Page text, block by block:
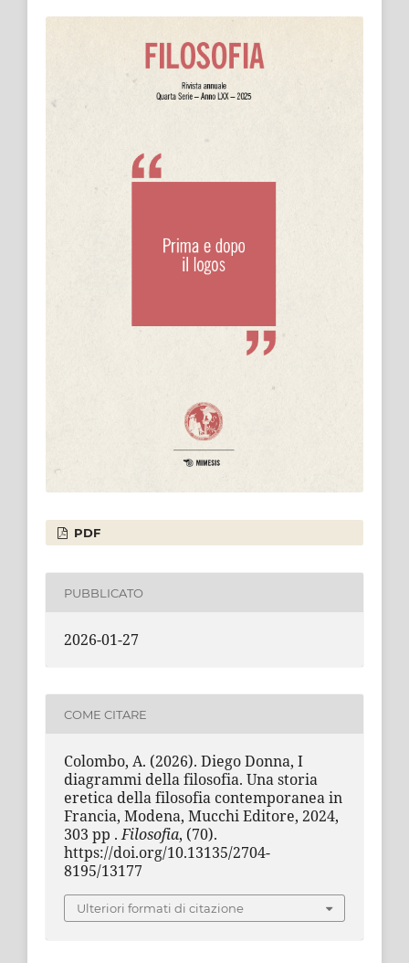
PDF
PUBBLICATO
2026-01-27
COME CITARE
Colombo, A. (2026). Diego Donna, I
diagrammi della filosofia. Una storia
eretica della filosofia contemporanea in
Francia, Modena, Mucchi Editore, 2024,
303 pp .Filosofia, (70).
https://doi.org/10.13135/2704-
8195/13177
Ulteriori formati di citazione